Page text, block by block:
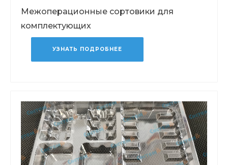
Межоперационные сортовики для
комплектующих
УЗНАТЬ ПОДРОБНЕЕ